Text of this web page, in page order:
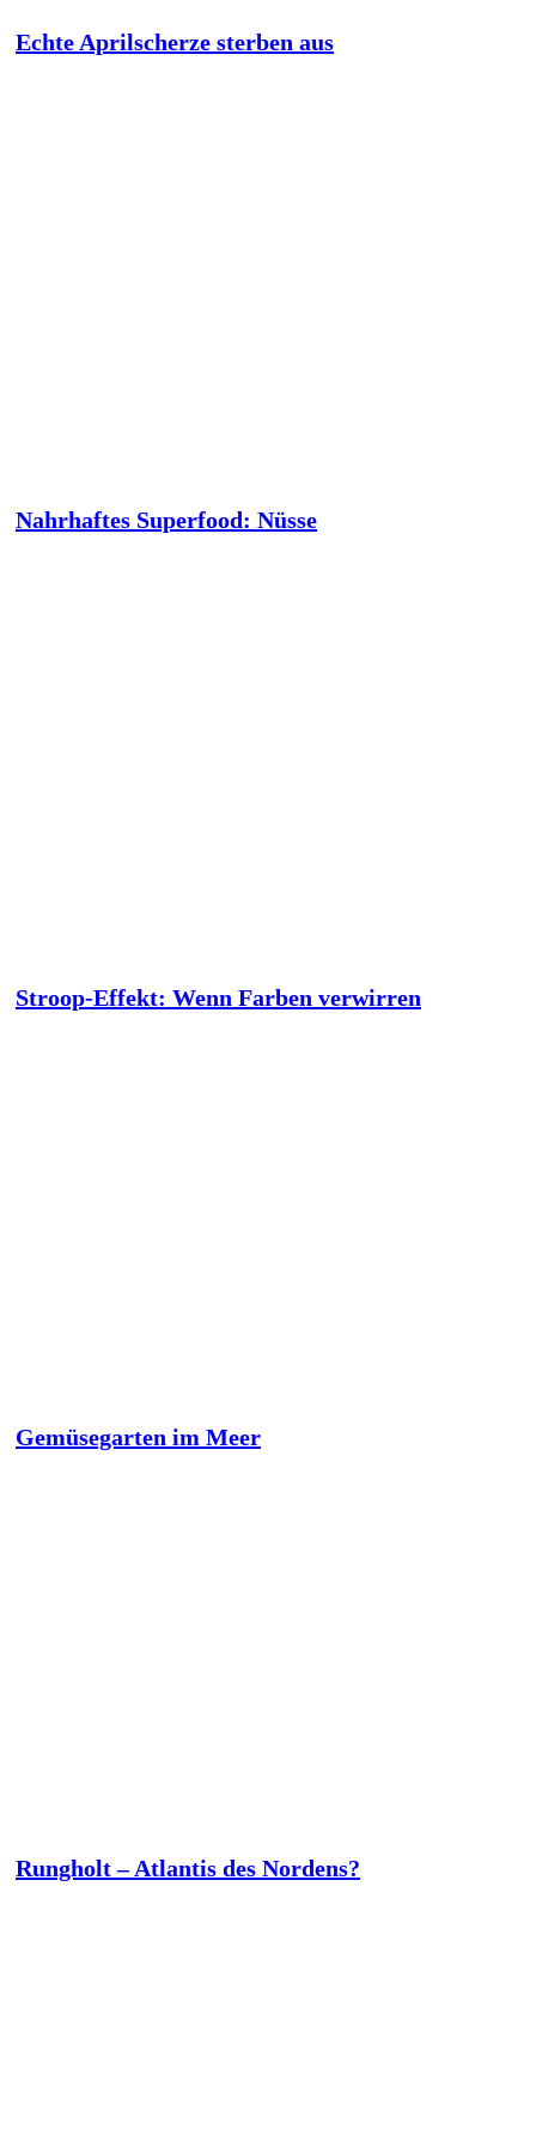
Echte Aprilscherze sterben aus
Nahrhaftes Superfood: Nüsse
Stroop-Effekt: Wenn Farben verwirren
Gemüsegarten im Meer
Rungholt – Atlantis des Nordens?